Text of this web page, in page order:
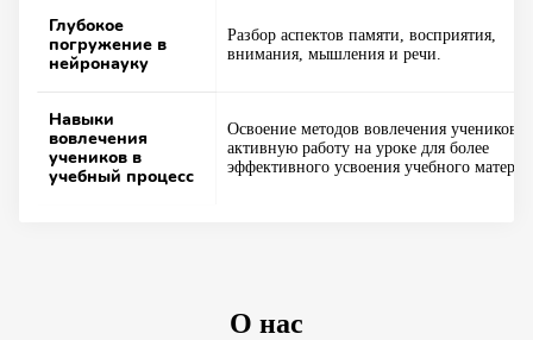
Глубокое
погружение в
нейронауку
Разбор аспектов памяти, восприятия,
внимания, мышления и речи.
Навыки
вовлечения
учеников в
учебный процесс
Освоение методов вовлечения учеников в
активную работу на уроке для более
эффективного усвоения учебного
О нас